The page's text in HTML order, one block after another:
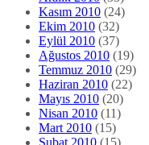
Kasım 2010 (24)
Ekim 2010 (32)
Eylül 2010 (37)
Ağustos 2010 (19)
Temmuz 2010 (29)
Haziran 2010 (22)
Mayıs 2010 (20)
Nisan 2010 (11)
Mart 2010 (15)
Şubat 2010 (15)